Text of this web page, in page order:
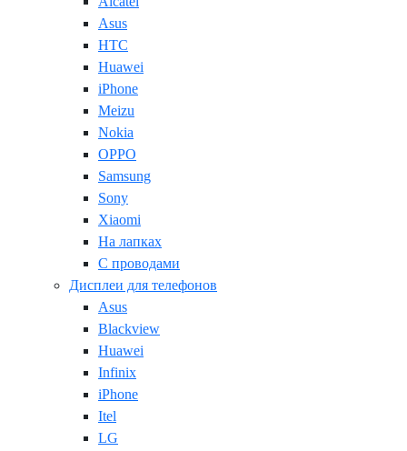
Asus
HTC
Huawei
iPhone
Meizu
Nokia
OPPO
Samsung
Sony
Xiaomi
На лапках
С проводами
Дисплеи для телефонов
Asus
Blackview
Huawei
Infinix
iPhone
Itel
LG